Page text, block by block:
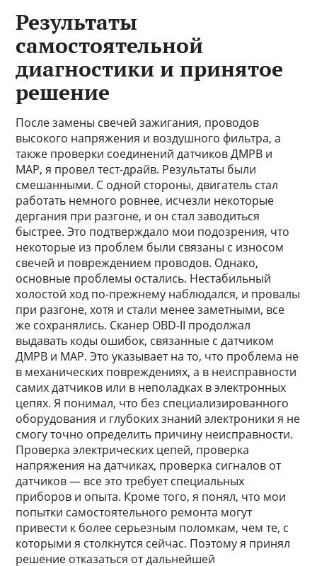
Результаты
самостоятельной
диагностики и принятое
решение
После замены свечей зажигания, проводов
высокого напряжения и воздушного фильтра, а
также проверки соединений датчиков ДМРВ и
MAP, я провел тест-драйв. Результаты были
смешанными. С одной стороны, двигатель стал
работать немного ровнее, исчезли некоторые
дергания при разгоне, и он стал заводиться
быстрее. Это подтверждало мои подозрения, что
некоторые из проблем были связаны с износом
свечей и повреждением проводов. Однако,
основные проблемы остались. Нестабильный
холостой ход по-прежнему наблюдался, и провалы
при разгоне, хотя и стали менее заметными, все
же сохранялись. Сканер OBD-II продолжал
выдавать коды ошибок, связанные с датчиком
ДМРВ и MAP. Это указывает на то, что проблема не
в механических повреждениях, а в неисправности
самих датчиков или в неполадках в электронных
цепях. Я понимал, что без специализированного
оборудования и глубоких знаний электроники я не
смогу точно определить причину неисправности.
Проверка электрических цепей, проверка
напряжения на датчиках, проверка сигналов от
датчиков — все это требует специальных
приборов и опыта. Кроме того, я понял, что мои
попытки самостоятельного ремонта могут
привести к более серьезным поломкам, чем те, с
которыми я столкнутся сейчас. Поэтому я принял
решение отказаться от дальнейшей